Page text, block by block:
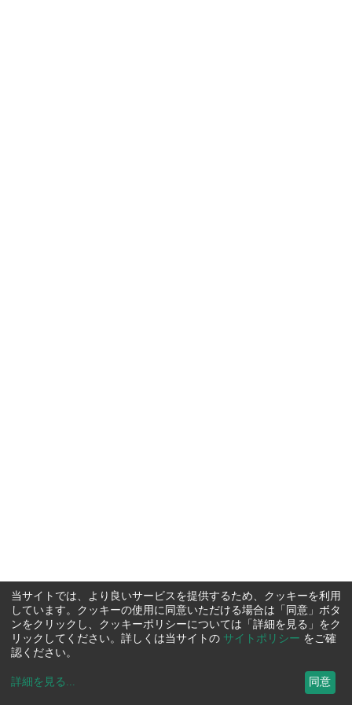
当サイトでは、より良いサービスを提供するため、クッキーを利用
しています。クッキーの使用に同意いただける場合は「同意」ボタ
ンをクリックし、クッキーポリシーについては「詳細を見る」をク
リックしてください。詳しくは当サイトの サイトポリシー をご確
認ください。
詳細を見る ... 同意